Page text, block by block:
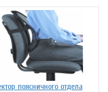
поясничного отдела